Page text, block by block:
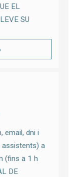
EL
SU
email, dni i
assistents) a
(fins a 1 h
DE